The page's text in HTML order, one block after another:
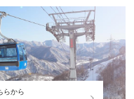
らから